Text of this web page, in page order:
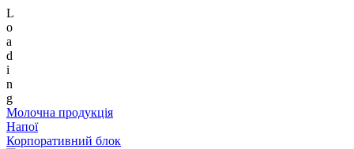
L
o
a
d
i
n
g
Молочна продукція
Напої
Корпоративний блок